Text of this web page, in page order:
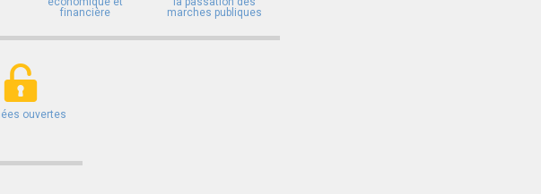
financière
marches publiques
ouvertes